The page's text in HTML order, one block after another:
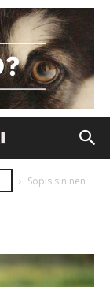
Sopis sininen